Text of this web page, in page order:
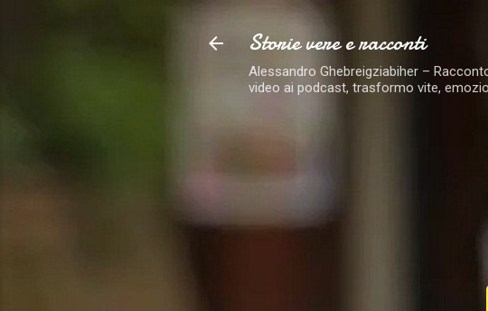
Storie vere e racconti
Alessandro Ghebreigziabiher –
video ai podcast, trasformo vite,